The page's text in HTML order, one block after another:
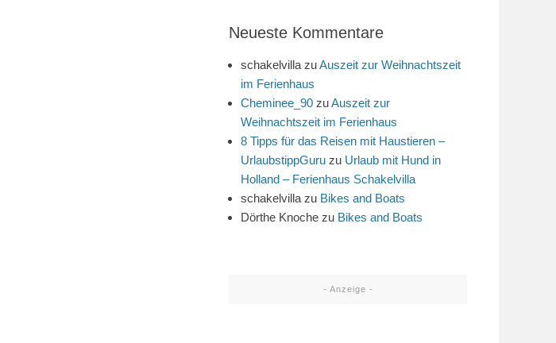
Neueste Kommentare
schakelvilla zuAuszeit zur Weihnachtszeit
im Ferienhaus
Cheminee_90 zuAuszeit zur
Weihnachtszeit im Ferienhaus
8 Tipps für das Reisen mit Haustieren –
UrlaubstippGuru zu Urlaub mit Hund in
Holland – Ferienhaus Schakelvilla
schakelvilla zu Bikes and Boats
Dörthe Knoche zu Bikes and Boats
- Anzeige -